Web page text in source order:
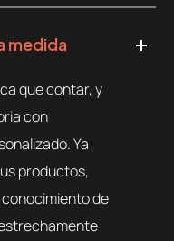
medida
que contar, y
con
Ya
productos,
de